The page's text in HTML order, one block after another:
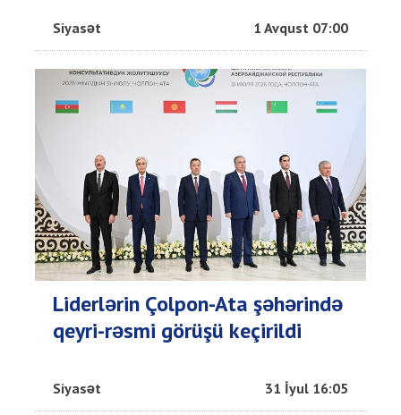
Siyasət 1 Avqust 07:00
Liderlərin Çolpon-Ata şəhərində
qeyri-rəsmi görüşü keçirildi
Siyasət 31 İyul 16:05